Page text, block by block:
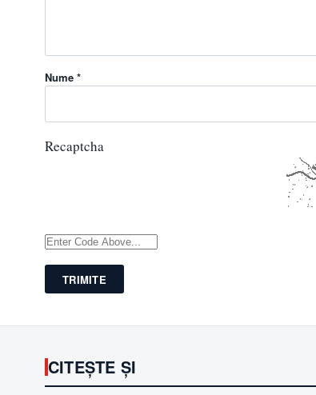
Nume *
Recaptcha
TRIMITE
CITEȘTE ȘI